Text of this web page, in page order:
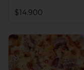
$14.900